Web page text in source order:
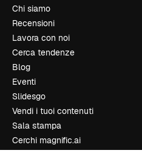
Chi siamo
Recensioni
Lavora con noi
Cerca tendenze
Blog
Eventi
Slidesgo
Vendi i tuoi contenuti
Sala stampa
Cerchi magnific.ai